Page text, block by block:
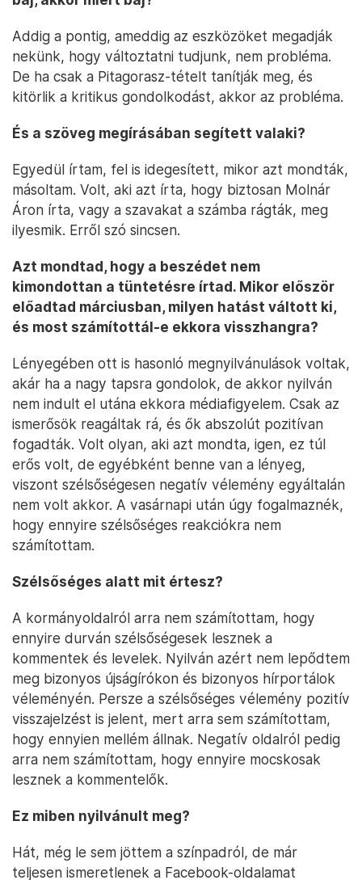
Addig a pontig, ameddig az eszközöket megadják
nekünk, hogy változtatni tudjunk, nem probléma.
De ha csak a Pitagorasz-tételt tanítják meg, és
kitörlik a kritikus gondolkodást, akkor az probléma.
És a szöveg megírásában segített valaki?
Egyedül írtam, fel is idegesített, mikor azt mondták,
másoltam. Volt, aki azt írta, hogy biztosan Molnár
Áron írta, vagy a szavakat a számba rágták, meg
ilyesmik. Erről szó sincsen.
Azt mondtad, hogy a beszédet nem
kimondottan a tüntetésre írtad. Mikor először
előadtad márciusban, milyen hatást váltott ki,
és most számítottál-e ekkora visszhangra?
Lényegében ott is hasonló megnyilvánulások voltak,
akár ha a nagy tapsra gondolok, de akkor nyilván
nem indult el utána ekkora médiafigyelem. Csak az
ismerősök reagáltak rá, és ők abszolút pozitívan
fogadták. Volt olyan, aki azt mondta, igen, ez túl
erős volt, de egyébként benne van a lényeg,
viszont szélsőségesen negatív vélemény egyáltalán
nem volt akkor. A vasárnapi után úgy fogalmaznék,
hogy ennyire szélsőséges reakciókra nem
számítottam.
Szélsőséges alatt mit értesz?
A kormányoldalról arra nem számítottam, hogy
ennyire durván szélsőségesek lesznek a
kommentek és levelek. Nyilván azért nem lepődtem
meg bizonyos újságírókon és bizonyos hírportálok
véleményén. Persze a szélsőséges vélemény pozitív
visszajelzést is jelent, mert arra sem számítottam,
hogy ennyien mellém állnak. Negatív oldalról pedig
arra nem számítottam, hogy ennyire mocskosak
lesznek a kommentelők.
Ez miben nyilvánult meg?
Hát, még le sem jöttem a színpadról, de már
teljesen ismeretlenek a Facebook-oldalamat